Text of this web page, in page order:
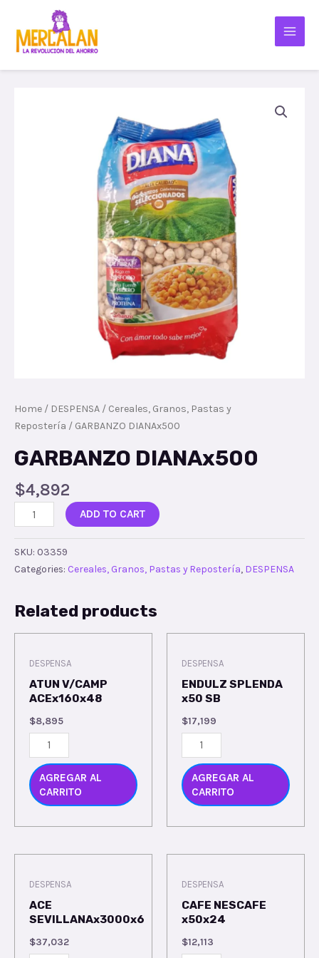
Home / DESPENSA / Cereales, Granos, Pastas y
Repostería / GARBANZO DIANAx500
GARBANZO DIANAx500
$4,892
ADD TO CART
SKU: 03359
Categories: Cereales, Granos, Pastas y Repostería, DESPENSA
Related products
DESPENSA
ATUN V/CAMP
ACEx160x48
$8,895
AGREGAR AL
CARRITO
DESPENSA
ENDULZ SPLENDA
x50 SB
$17,199
AGREGAR AL
CARRITO
DESPENSA
ACE
SEVILLANAx3000x6
$37,032
DESPENSA
CAFE NESCAFE
x50x24
$12,113